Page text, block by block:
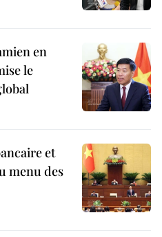
en
le
et
menu des